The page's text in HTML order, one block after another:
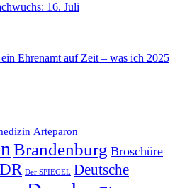
16. Juli
Ehrenamt auf Zeit – was ich 2025
Arteparon
Brandenburg Broschüre
Der SPIEGEL Deutsche